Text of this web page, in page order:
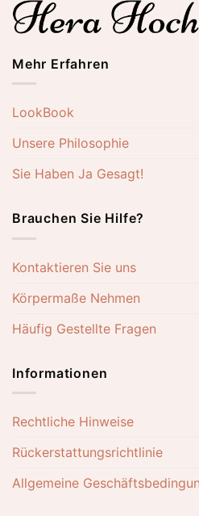
Mehr Erfahren
LookBook
Unsere Philosophie
Sie Haben Ja Gesagt!
Brauchen Sie Hilfe?
Kontaktieren Sie uns
Körpermaße Nehmen
Häufig Gestellte Fragen
Informationen
Rechtliche Hinweise
Rückerstattungsrichtlinie
Allgemeine